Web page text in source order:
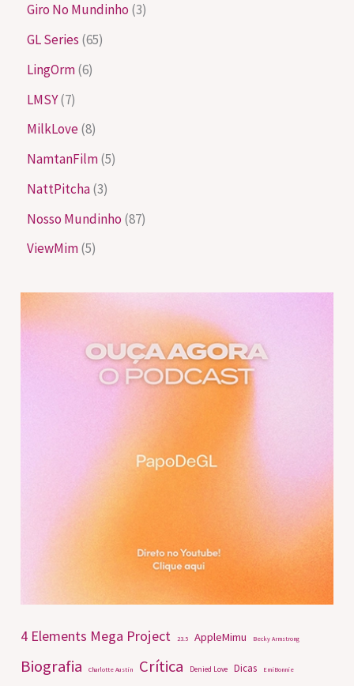
Giro No Mundinho (3)
GL Series (65)
LingOrm(6)
LMSY(7)
MilkLove(8)
NamtanFilm(5)
NattPitcha(3)
Nosso Mundinho (87)
ViewMim(5)
4 Elements Mega Project 23.5 AppleMimu Becky Armstrong
Biografia Charlotte Austin Crítica Denied Love Dicas EmiBonnie